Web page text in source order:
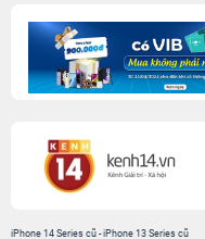
iPhone 14 Series cũ -iPhone 13 Series cũ